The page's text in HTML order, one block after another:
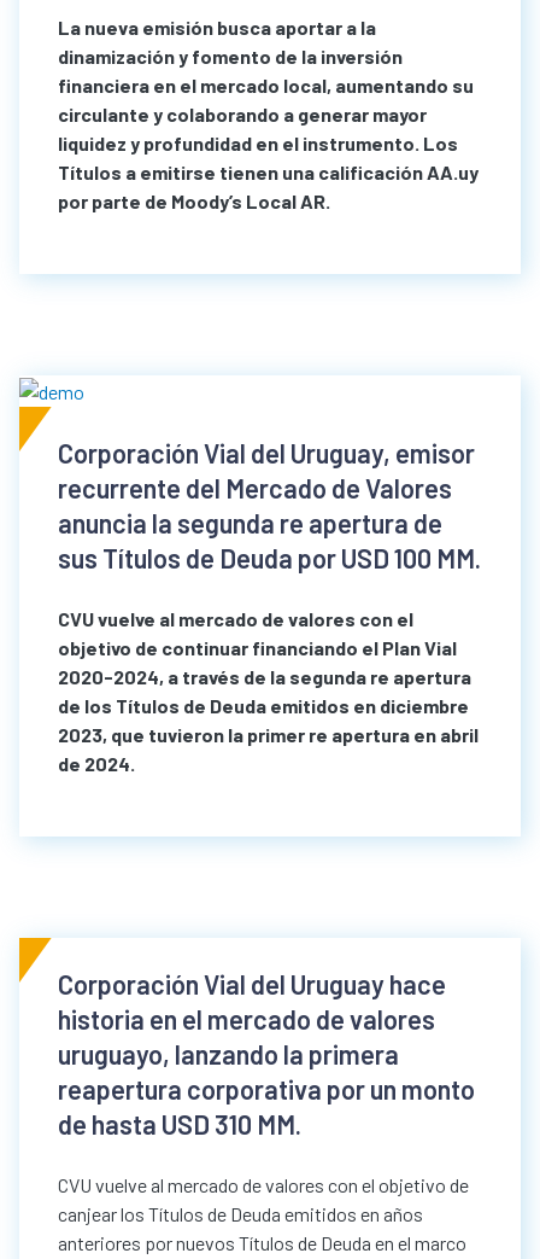
La nueva emisión busca aportar a la
dinamización y fomento de la inversión
financiera en el mercado local, aumentando su
circulante y colaborando a generar mayor
liquidez y profundidad en el instrumento. Los
Títulos a emitirse tienen una calificación AA.uy
por parte de Moody’s Local AR.
Corporación Vial del Uruguay, emisor
recurrente del Mercado de Valores
anuncia la segunda re apertura de
sus Títulos de Deuda por USD 100 MM.
CVU vuelve al mercado de valores con el
objetivo de continuar financiando el Plan Vial
2020-2024, a través de la segunda re apertura
de los Títulos de Deuda emitidos en diciembre
2023, que tuvieron la primer re apertura en abril
de 2024.
Corporación Vial del Uruguay hace
historia en el mercado de valores
uruguayo, lanzando la primera
reapertura corporativa por un monto
de hasta USD 310 MM.
CVU vuelve al mercado de valores con el objetivo de
canjear los Títulos de Deuda emitidos en años
anteriores por nuevos Títulos de Deuda en el marco